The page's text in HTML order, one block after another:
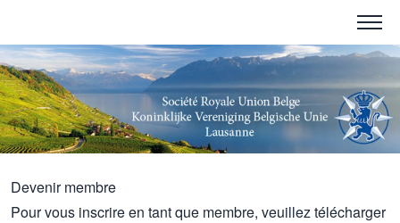
Devenir membre
Pour vous inscrire en tant que membre, veuillez télécharger